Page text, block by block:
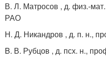
В. Л. Матросов , д. физ.-
РАО
Н. Д. Никандров , д. п. н.,
B. В. Рубцов , д. псх. н.,